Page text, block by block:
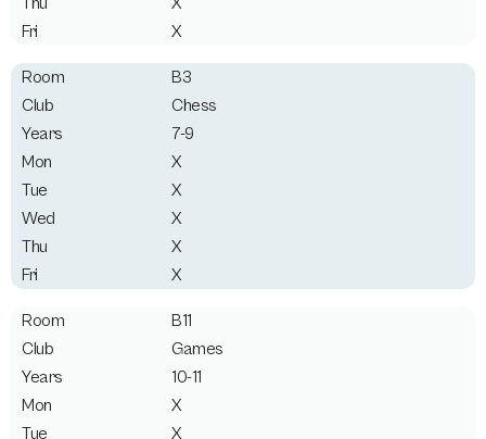
X
B3
Chess
7-9
X
X
X
X
X
B11
Games
10-11
X
X